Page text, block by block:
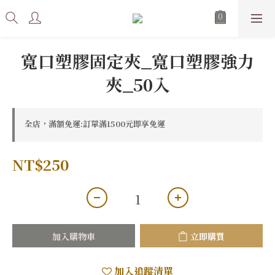
寬口塑膠固定夾_寬口塑膠強力
夾_50入
全店，滿額免運:訂單滿1500元即享免運
NT$250
加入購物車 立即購買
加入追蹤清單